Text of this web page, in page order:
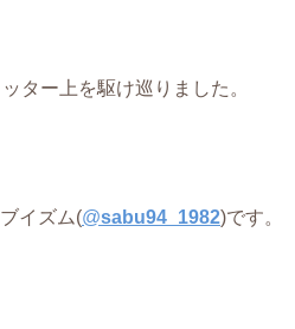
ター上を駆け巡りました。
イズム(@sabu94_1982)です。